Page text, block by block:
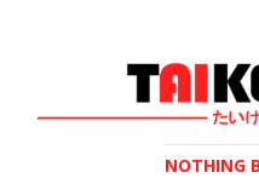
NOTHING